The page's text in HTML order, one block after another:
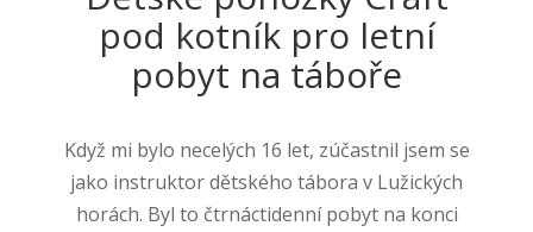
pod kotník pro letní
pobyt na táboře
Když mi bylo necelých 16 let, zúčastnil jsem se
jako instruktor dětského tábora v Lužických
horách. Byl to čtrnáctidenní pobyt na konci